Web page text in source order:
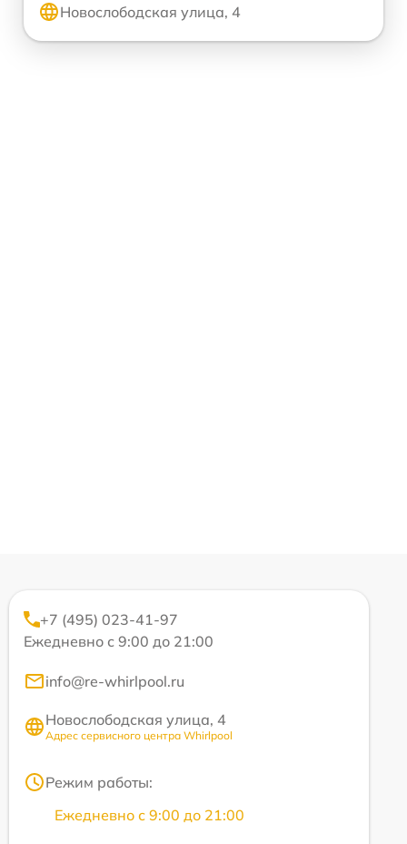
Новослободская улица, 4
+7 (495) 023-41-97
Ежедневно с 9:00 до 21:00
info@re-whirlpool.ru
Новослободская улица, 4
Адрес сервисного центра Whirlpool
Режим работы:
Ежедневно с 9:00 до 21:00